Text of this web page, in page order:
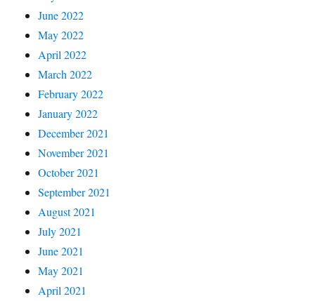
June 2022
May 2022
April 2022
March 2022
February 2022
January 2022
December 2021
November 2021
October 2021
September 2021
August 2021
July 2021
June 2021
May 2021
April 2021